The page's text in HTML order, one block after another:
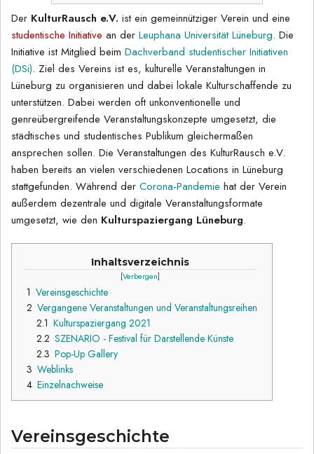
Der KulturRausch e.V. ist ein gemeinnütziger Verein und eine
studentische Initiative an der Leuphana Universität Lüneburg. Die
Initiative ist Mitglied beim Dachverband studentischer Initiativen
(DSi). Ziel des Vereins ist es, kulturelle Veranstaltungen in
Lüneburg zu organisieren und dabei lokale Kulturschaffende zu
unterstützen. Dabei werden oft unkonventionelle und
genreübergreifende Veranstaltungskonzepte umgesetzt, die
städtisches und studentisches Publikum gleichermaßen
ansprechen sollen. Die Veranstaltungen des KulturRausch e.V.
haben bereits an vielen verschiedenen Locations in Lüneburg
stattgefunden. Während der Corona-Pandemie hat der Verein
außerdem dezentrale und digitale Veranstaltungsformate
umgesetzt, wie den Kulturspaziergang Lüneburg.
Inhaltsverzeichnis
1 Vereinsgeschichte
2 Vergangene Veranstaltungen und Veranstaltungsreihen
2.1 Kulturspaziergang 2021
2.2 SZENARIO - Festival für Darstellende Künste
2.3 Pop-Up Gallery
3 Weblinks
4 Einzelnachweise
Vereinsgeschichte